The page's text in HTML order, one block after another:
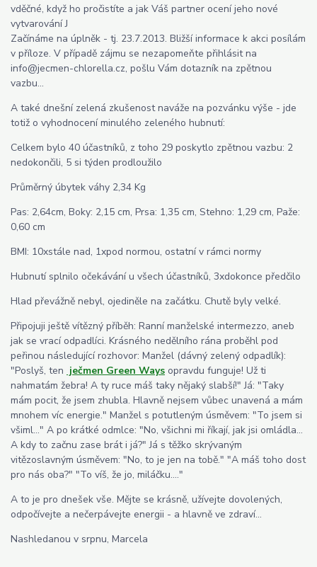
vděčné, když ho pročistíte a jak Váš partner ocení jeho nové
vytvarování J
Začínáme na úplněk - tj. 23.7.2013. Bližší informace k akci posílám
v příloze. V případě zájmu se nezapomeňte přihlásit na
info@jecmen-chlorella.cz, pošlu Vám dotazník na zpětnou
vazbu...
A také dnešní zelená zkušenost naváže na pozvánku výše - jde
totiž o vyhodnocení minulého zeleného hubnutí:
Celkem bylo 40 účastníků, z toho 29 poskytlo zpětnou vazbu: 2
nedokončili, 5 si týden prodloužilo
Průměrný úbytek váhy 2,34 Kg
Pas: 2,64cm, Boky: 2,15 cm, Prsa: 1,35 cm, Stehno: 1,29 cm, Paže:
0,60 cm
BMI: 10xstále nad, 1xpod normou, ostatní v rámci normy
Hubnutí splnilo očekávání u všech účastníků, 3xdokonce předčilo
Hlad převážně nebyl, ojediněle na začátku. Chutě byly velké.
Připojuji ještě vítězný příběh: Ranní manželské intermezzo, aneb
jak se vrací odpadlíci. Krásného nedělního rána proběhl pod
peřinou následující rozhovor: Manžel (dávný zelený odpadlík):
"Poslyš, ten ječmen Green Ways opravdu funguje! Už ti
nahmatám žebra! A ty ruce máš taky nějaký slabší!" Já: "Taky
mám pocit, že jsem zhubla. Hlavně nejsem vůbec unavená a mám
mnohem víc energie." Manžel s potutleným úsměvem: "To jsem si
všiml..." A po krátké odmlce: "No, všichni mi říkají, jak jsi omládla...
A kdy to začnu zase brát i já?" Já s těžko skrývaným
vitězoslavným úsměvem: "No, to je jen na tobě." "A máš toho dost
pro nás oba?" "To víš, že jo, miláčku...."
A to je pro dnešek vše. Mějte se krásně, užívejte dovolených,
odpočívejte a nečerpávejte energii - a hlavně ve zdraví...
Nashledanou v srpnu, Marcela